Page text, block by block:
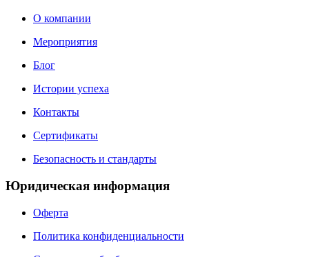
О компании
Мероприятия
Блог
Истории успеха
Контакты
Сертификаты
Безопасность и стандарты
Юридическая информация
Оферта
Политика конфиденциальности